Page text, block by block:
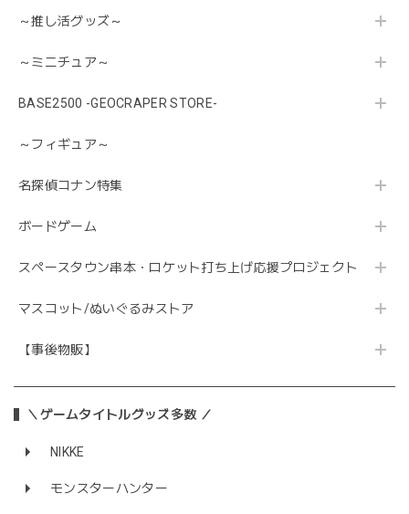
～推し活グッズ～
～ミニチュア～
BASE2500 -GEOCRAPER STORE-
～フィギュア～
名探偵コナン特集
ボードゲーム
スペースタウン串本・ロケット打ち上げ応援プロジェクト
マスコット/ぬいぐるみストア
【事後物販】
＼ゲームタイトルグッズ多数 ／
NIKKE
モンスターハンター